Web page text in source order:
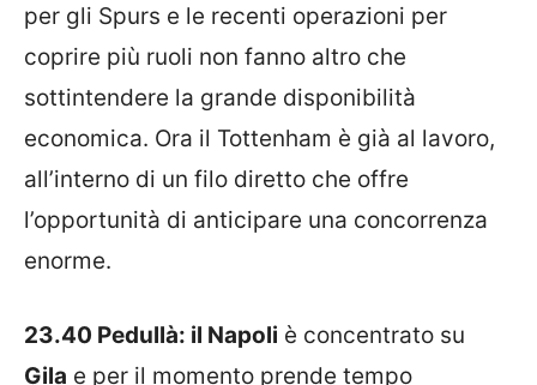
per gli Spurs e le recenti operazioni per
coprire più ruoli non fanno altro che
sottintendere la grande disponibilità
economica. Ora il Tottenham è già al lavoro,
all’interno di un filo diretto che offre
l’opportunità di anticipare una concorrenza
enorme.
23.40 Pedullà: il Napoli è concentrato su
Gila e per il momento prende tempo